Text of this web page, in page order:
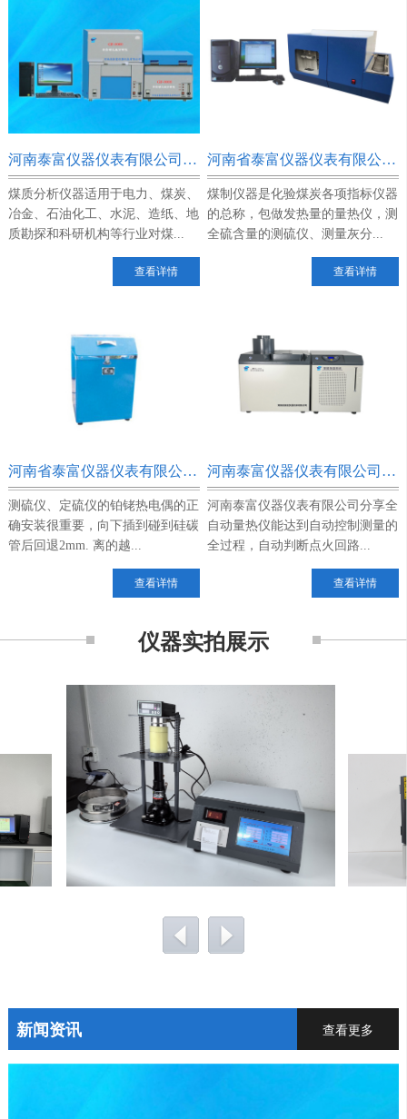
河南泰富仪器仪表有限公司的全自动工业分析仪工作环境的要求
煤质分析仪器适用于电力、煤炭、
冶金、石油化工、水泥、造纸、地
质勘探和科研机构等行业对煤...
查看详情
河南省泰富仪器仪表有限公司分享煤质仪器测硫时应注意的问题
煤制仪器是化验煤炭各项指标仪器
的总称，包做发热量的量热仪，测
全硫含量的测硫仪、测量灰分...
查看详情
河南省泰富仪器仪表有限公司分享测硫仪、定硫仪的炉体常见故障
测硫仪、定硫仪的铂铑热电偶的正
确安装很重要，向下插到碰到硅碳
管后回退2mm. 离的越...
查看详情
河南泰富仪器仪表有限公司的分享全自动量热仪的基本结构
河南泰富仪器仪表有限公司​分享全
自动量热仪能达到自动控制测量的
全过程，自动判断点火回路...
查看详情
仪器实拍展示
新闻资讯 查看更多